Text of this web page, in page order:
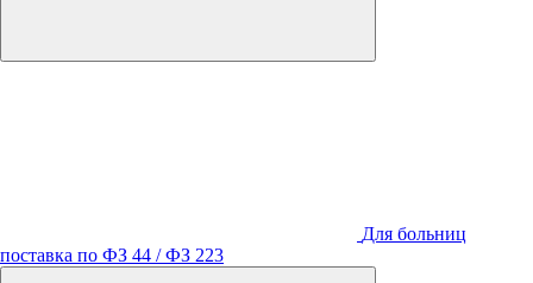
Для больниц
поставка по ФЗ 44 / ФЗ 223